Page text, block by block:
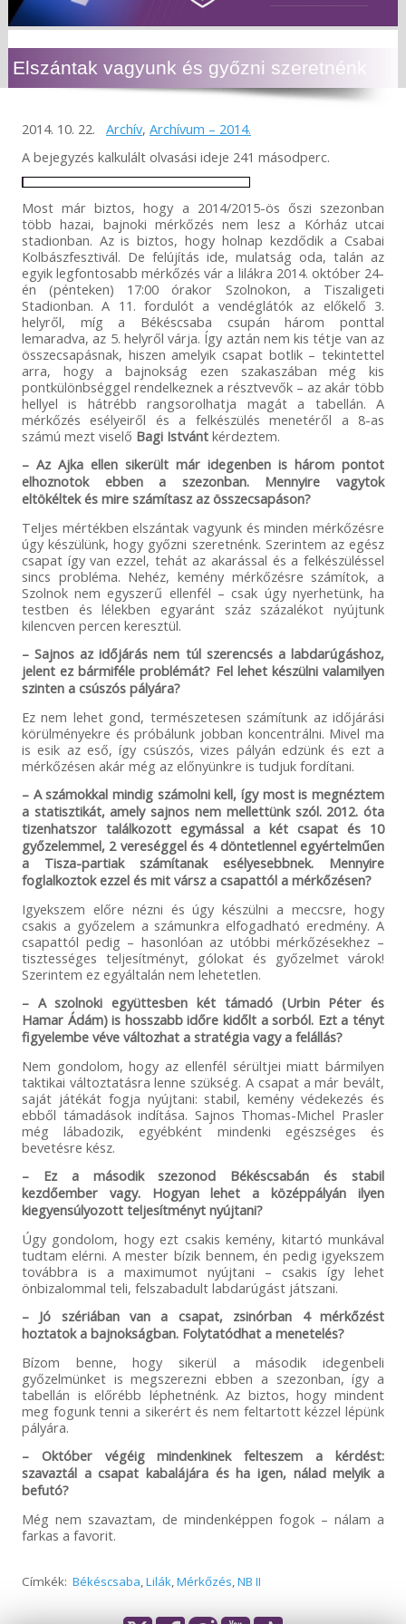
Elszántak vagyunk és győzni szeretnénk
2014. 10. 22. Archív, Archívum – 2014.
A bejegyzés kalkulált olvasási ideje 241 másodperc.
Most már biztos, hogy a 2014/2015-ös őszi szezonban
több hazai, bajnoki mérkőzés nem lesz a Kórház utcai
stadionban. Az is biztos, hogy holnap kezdődik a Csabai
Kolbászfesztivál. De felújítás ide, mulatság oda, talán az
egyik legfontosabb mérkőzés vár a lilákra 2014. október 24-
én (pénteken) 17:00 órakor Szolnokon, a Tiszaligeti
Stadionban. A 11. fordulót a vendéglátók az előkelő 3.
helyről, míg a Békéscsaba csupán három ponttal
lemaradva, az 5. helyről várja. Így aztán nem kis tétje van az
összecsapásnak, hiszen amelyik csapat botlik – tekintettel
arra, hogy a bajnokság ezen szakaszában még kis
pontkülönbséggel rendelkeznek a résztvevők – az akár több
hellyel is hátrébb rangsorolhatja magát a tabellán. A
mérkőzés esélyeiről és a felkészülés menetéről a 8-as
számú mezt viselő Bagi Istvántkérdeztem.
– Az Ajka ellen sikerült már idegenben is három pontot
elhoznotok ebben a szezonban. Mennyire vagytok
eltökéltek és mire számítasz az összecsapáson?
Teljes mértékben elszántak vagyunk és minden mérkőzésre
úgy készülünk, hogy győzni szeretnénk. Szerintem az egész
csapat így van ezzel, tehát az akarással és a felkészüléssel
sincs probléma. Nehéz, kemény mérkőzésre számítok, a
Szolnok nem egyszerű ellenfél – csak úgy nyerhetünk, ha
testben és lélekben egyaránt száz százalékot nyújtunk
kilencven percen keresztül.
– Sajnos az időjárás nem túl szerencsés a labdarúgáshoz,
jelent ez bármiféle problémát? Fel lehet készülni valamilyen
szinten a csúszós pályára?
Ez nem lehet gond, természetesen számítunk az időjárási
körülményekre és próbálunk jobban koncentrálni. Mivel ma
is esik az eső, így csúszós, vizes pályán edzünk és ezt a
mérkőzésen akár még az előnyünkre is tudjuk fordítani.
– A számokkal mindig számolni kell, így most is megnéztem
a statisztikát, amely sajnos nem mellettünk szól. 2012. óta
tizenhatszor találkozott egymással a két csapat és 10
győzelemmel, 2 vereséggel és 4 döntetlennel egyértelműen
a Tisza-partiak számítanak esélyesebbnek. Mennyire
foglalkoztok ezzel és mit vársz a csapattól a mérkőzésen?
Igyekszem előre nézni és úgy készülni a meccsre, hogy
csakis a győzelem a számunkra elfogadható eredmény. A
csapattól pedig – hasonlóan az utóbbi mérkőzésekhez –
tisztességes teljesítményt, gólokat és győzelmet várok!
Szerintem ez egyáltalán nem lehetetlen.
– A szolnoki együttesben két támadó (Urbin Péter és
Hamar Ádám) is hosszabb időre kidőlt a sorból. Ezt a tényt
figyelembe véve változhat a stratégia vagy a felállás?
Nem gondolom, hogy az ellenfél sérültjei miatt bármilyen
taktikai változtatásra lenne szükség. A csapat a már bevált,
saját játékát fogja nyújtani: stabil, kemény védekezés és
ebből támadások indítása. Sajnos Thomas-Michel Prasler
még lábadozik, egyébként mindenki egészséges és
bevetésre kész.
– Ez a második szezonod Békéscsabán és stabil
kezdőember vagy. Hogyan lehet a középpályán ilyen
kiegyensúlyozott teljesítményt nyújtani?
Úgy gondolom, hogy ezt csakis kemény, kitartó munkával
tudtam elérni. A mester bízik bennem, én pedig igyekszem
továbbra is a maximumot nyújtani – csakis így lehet
önbizalommal teli, felszabadult labdarúgást játszani.
– Jó szériában van a csapat, zsinórban 4 mérkőzést
hoztatok a bajnokságban. Folytatódhat a menetelés?
Bízom benne, hogy sikerül a második idegenbeli
győzelmünket is megszerezni ebben a szezonban, így a
tabellán is előrébb léphetnénk. Az biztos, hogy mindent
meg fogunk tenni a sikerért és nem feltartott kézzel lépünk
pályára.
– Október végéig mindenkinek felteszem a kérdést:
szavaztál a csapat kabalájára és ha igen, nálad melyik a
befutó?
Még nem szavaztam, de mindenképpen fogok – nálam a
farkas a favorit.
Címkék: Békéscsaba,Lilák,Mérkőzés,NB II